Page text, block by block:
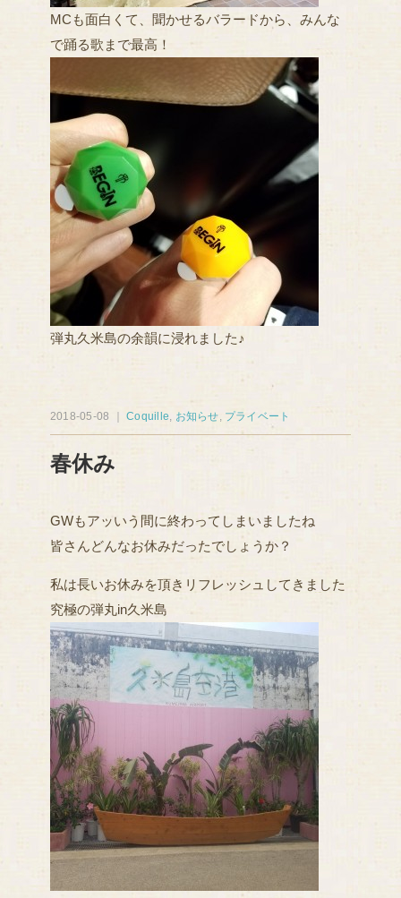
MCも面白くて、聞かせるバラードから、みんな
で踊る歌まで最高！
弾丸久米島の余韻に浸れました♪
2018-05-08 ｜Coquille お知らせ プライベート
春休み
GWもアッいう間に終わってしまいましたね
皆さんどんなお休みだったでしょうか？
私は長いお休みを頂きリフレッシュしてきました
究極の弾丸in久米島